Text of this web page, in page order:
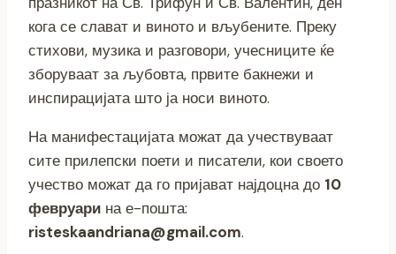
кога се слават и виното и вљубените. Преку
стихови, музика и разговори, учесниците ќе
зборуваат за љубовта, првите бакнежи и
инспирацијата што ја носи виното.
На манифестацијата можат да учествуваат
сите прилепски поети и писатели, кои своето
учество можат да го пријават најдоцна до 10
февруари на е-пошта:
risteskaandriana@gmail.com.